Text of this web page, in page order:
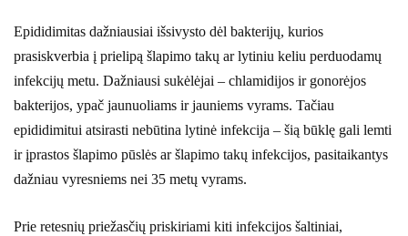
Epididimitas dažniausiai išsivysto dėl bakterijų, kurios
prasiskverbia į prielipą šlapimo takų ar lytiniu keliu perduodamų
infekcijų metu. Dažniausi sukėlėjai – chlamidijos ir gonorėjos
bakterijos, ypač jaunuoliams ir jauniems vyrams. Tačiau
epididimitui atsirasti nebūtina lytinė infekcija – šią būklę gali lemti
ir įprastos šlapimo pūslės ar šlapimo takų infekcijos, pasitaikantys
dažniau vyresniems nei 35 metų vyrams.
Prie retesnių priežasčių priskiriami kiti infekcijos šaltiniai,